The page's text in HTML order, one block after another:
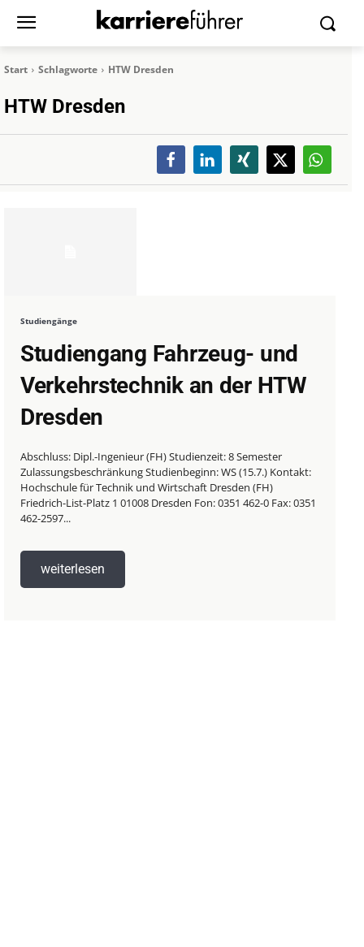
Start Schlagworte HTW Dresden
HTW Dresden
Studiengänge
Studiengang Fahrzeug- und
Verkehrstechnik an der HTW
Dresden
Abschluss: Dipl.-Ingenieur (FH) Studienzeit: 8 Semester
Zulassungsbeschränkung Studienbeginn: WS (15.7.) Kontakt:
Hochschule für Technik und Wirtschaft Dresden (FH)
Friedrich-List-Platz 1 01008 Dresden Fon: 0351 462-0 Fax: 0351
462-2597...
weiterlesen